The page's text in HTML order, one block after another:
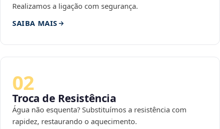
Realizamos a ligação com segurança.
SAIBA MAIS
02
Troca de Resistência
Água não esquenta? Substituímos a resistência com
rapidez, restaurando o aquecimento.